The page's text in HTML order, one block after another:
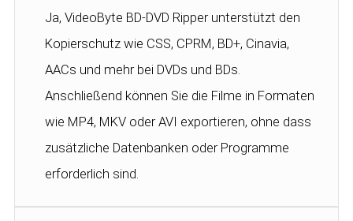
Ja, VideoByte BD-DVD Ripper unterstützt den
Kopierschutz wie CSS, CPRM, BD+, Cinavia,
AACs und mehr bei DVDs und BDs.
Anschließend können Sie die Filme in Formaten
wie MP4, MKV oder AVI exportieren, ohne dass
zusätzliche Datenbanken oder Programme
erforderlich sind.